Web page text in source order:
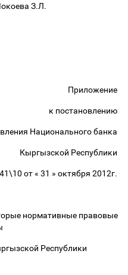
З.Л.
Приложение
к постановлению
Национального банка
Кыргызской Республики
от « 31 » октября 2012г.
нормативные правовые
Республики